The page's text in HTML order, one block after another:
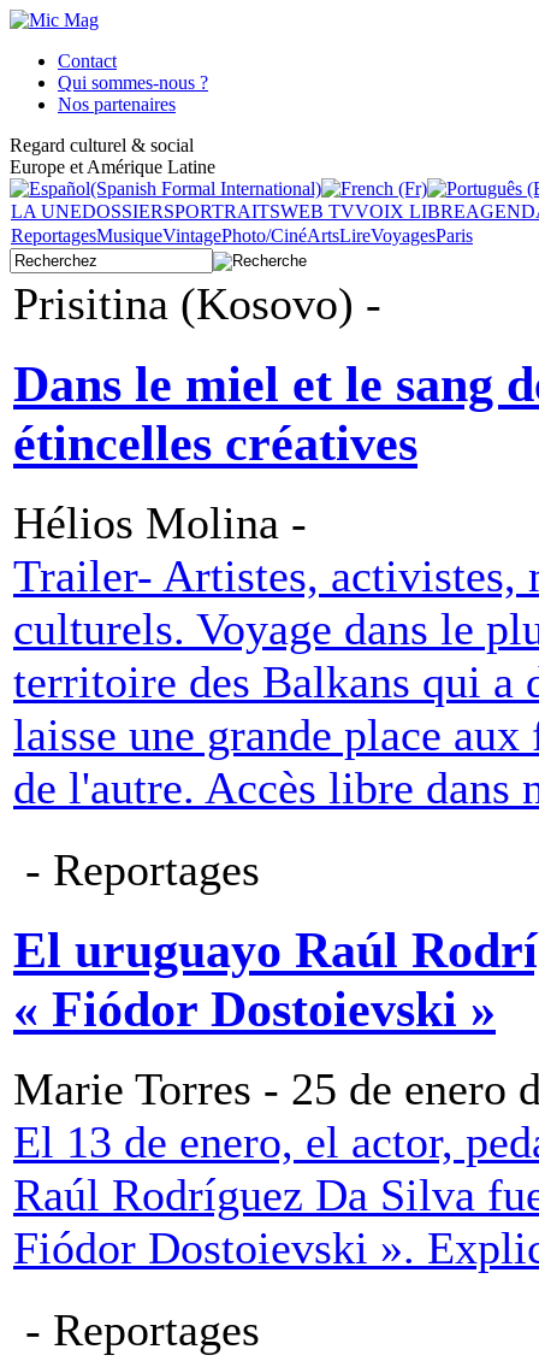
Contact
Qui sommes-nous ?
Nos partenaires
Regard culturel & social
Europe et Amérique Latine
LA UNEDOSSIERSPORTRAITSWEB TVVOIX LIBRE
ReportagesMusiqueVintagePhoto/CinéArtsLireVoyagesParis
Prisitina (Kosovo) -
Dans le miel et le sang
étincelles créatives
Hélios Molina -
Trailer- Artistes, activistes,
culturels. Voyage dans le
territoire des Balkans qui a
laisse une grande place
de l'autre. Accès libre dans
- Reportages
El uruguayo Raúl
« Fiódor Dostoievski »
Marie Torres - 25 de enero
El 13 de enero, el actor,
Raúl Rodríguez Da Silva
Fiódor Dostoievski ».
- Reportages